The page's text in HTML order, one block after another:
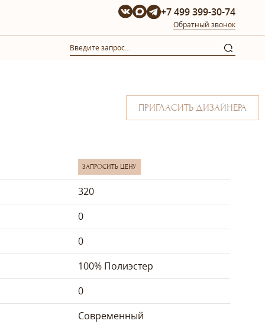
+7 499 399-30-74
Обратный звонок
ПРИГЛАСИТЬ ДИЗАЙНЕРА
ЗАПРОСИТЬ ЦЕНУ
320
0
0
100% Полиэстер
0
Современный